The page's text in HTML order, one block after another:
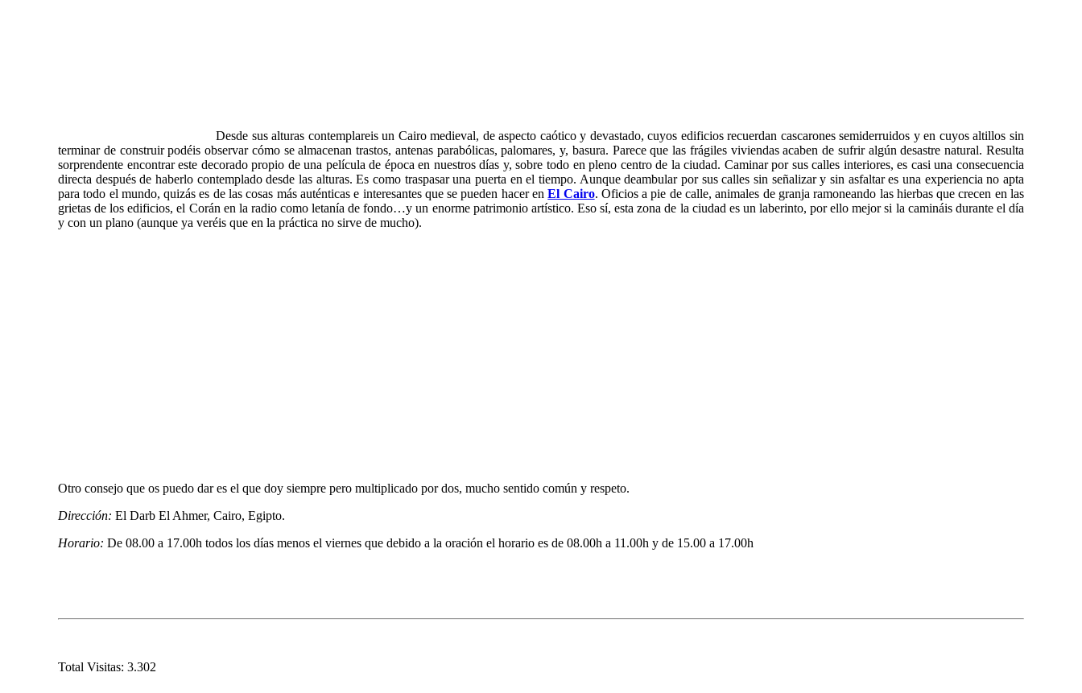
Desde sus alturas contemplareis un Cairo medieval, de aspecto caótico y devastado, cuyos edificios recuerdan cascarones semiderruidos y en cuyos altillos sin
terminar de construir podéis observar cómo se almacenan trastos, antenas parabólicas, palomares, y, basura. Parece que las frágiles viviendas acaben de sufrir algún desastre natural. Resulta
sorprendente encontrar este decorado propio de una película de época en nuestros días y, sobre todo en pleno centro de la ciudad. Caminar por sus calles interiores, es casi una consecuencia
directa después de haberlo contemplado desde las alturas. Es como traspasar una puerta en el tiempo. Aunque deambular por sus calles sin señalizar y sin asfaltar es una experiencia no apta
para todo el mundo, quizás es de las cosas más auténticas e interesantes que se pueden hacer enEl Cairo. Oficios a pie de calle, animales de granja ramoneando las hierbas que crecen en las
grietas de los edificios, el Corán en la radio como letanía de fondo…y un enorme patrimonio artístico. Eso sí, esta zona de la ciudad es un laberinto, por ello mejor si la camináis durante el día
y con un plano (aunque ya veréis que en la práctica no sirve de mucho).
Otro consejo que os puedo dar es el que doy siempre pero multiplicado por dos, mucho sentido común y respeto.
Dirección: El Darb El Ahmer, Cairo, Egipto.
Horario: De 08.00 a 17.00h todos los días menos el viernes que debido a la oración el horario es de 08.00h a 11.00h y de 15.00 a 17.00h
Total Visitas: 3.302